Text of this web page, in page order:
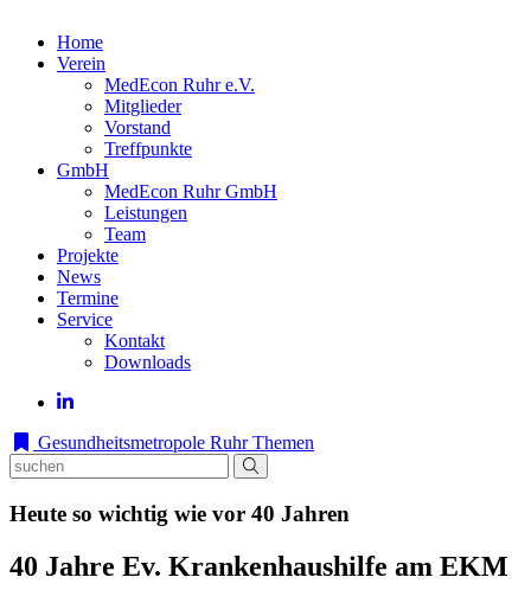
Home
Verein
MedEcon Ruhr e.V.
Mitglieder
Vorstand
Treffpunkte
GmbH
MedEcon Ruhr GmbH
Leistungen
Team
Projekte
News
Termine
Service
Kontakt
Downloads
Gesundheitsmetropole Ruhr Themen
Heute so wichtig wie vor 40 Jahren
40 Jahre Ev. Krankenhaushilfe am EKM